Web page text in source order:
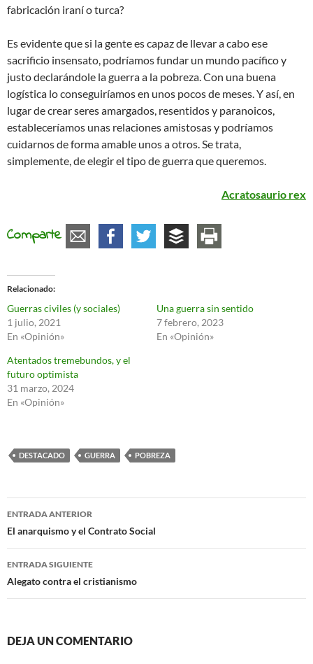
fabricación iraní o turca?
Es evidente que si la gente es capaz de llevar a cabo ese
sacrificio insensato, podríamos fundar un mundo pacífico y
justo declarándole la guerra a la pobreza. Con una buena
logística lo conseguiríamos en unos pocos de meses. Y así, en
lugar de crear seres amargados, resentidos y paranoicos,
estableceríamos unas relaciones amistosas y podríamos
cuidarnos de forma amable unos a otros. Se trata,
simplemente, de elegir el tipo de guerra que queremos.
Acratosaurio rex
Comparte
Relacionado
Guerras civiles (y sociales)
1 julio, 2021
En «Opinión»
Una guerra sin sentido
7 febrero, 2023
En «Opinión»
Atentados tremebundos, y el
futuro optimista
31 marzo, 2024
En «Opinión»
DESTACADO GUERRA POBREZA
Navegación
de
entradas
ENTRADA ANTERIOR
El anarquismo y el Contrato Social
ENTRADA SIGUIENTE
Alegato contra el cristianismo
DEJA UN COMENTARIO